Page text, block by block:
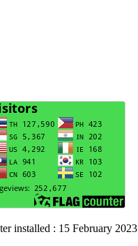
installed : 15 February 2023